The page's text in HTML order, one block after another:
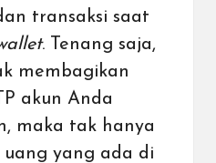
transaksi saat
. Tenang saja,
membagikan
akun Anda
maka tak hanya
yang ada di